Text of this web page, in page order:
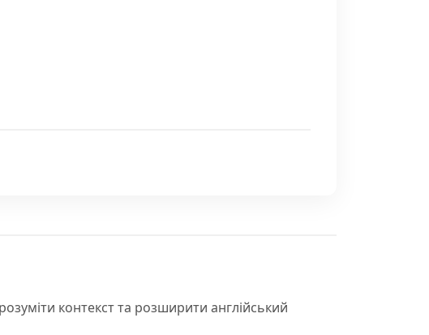
контекст та розширити англійський